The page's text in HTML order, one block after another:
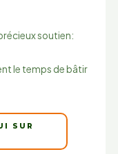
soutien:
le temps de bâtir
SUR